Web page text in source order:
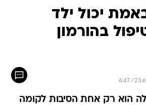
יכול ילד
בהורמון
הוא רק אחת הסיבות לקומה